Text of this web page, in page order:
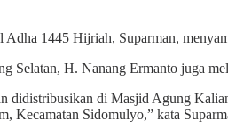
Adha 1445 Hijriah, Suparman,
Selatan, H. Nanang Ermanto juga
didistribusikan di Masjid Agung
Kecamatan Sidomulyo,” kata